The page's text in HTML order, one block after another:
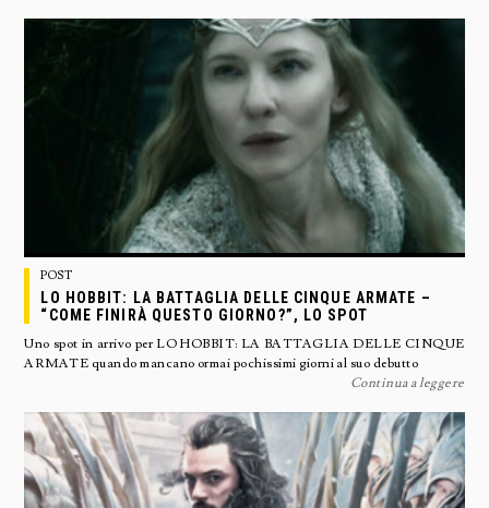
POST
LO HOBBIT: LA BATTAGLIA DELLE CINQUE ARMATE –
“COME FINIRÀ QUESTO GIORNO?”, LO SPOT
Uno spot in arrivo per LO HOBBIT: LA BATTAGLIA DELLE CINQUE
ARMATE quando mancano ormai pochissimi giorni al suo debutto
Continua a leggere